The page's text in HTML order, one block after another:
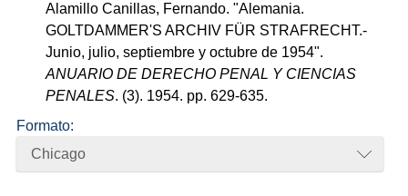
Alamillo Canillas, Fernando. "Alemania.
GOLTDAMMER'S ARCHIV FÜR STRAFRECHT.-
Junio, julio, septiembre y octubre de 1954".
ANUARIO DE DERECHO PENAL Y CIENCIAS
PENALES. (3). 1954. pp. 629-635.
Formato:
Chicago